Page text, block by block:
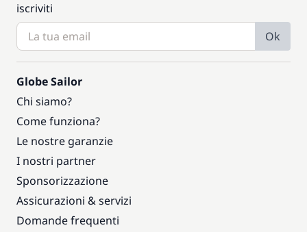
iscriviti
Ok
Globe Sailor
Chi siamo?
Come funziona?
Le nostre garanzie
I nostri partner
Sponsorizzazione
Assicurazioni & servizi
Domande frequenti